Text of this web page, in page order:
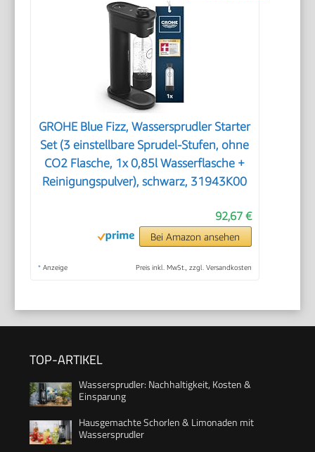
GROHE Blue Fizz, Wassersprudler Starter
Set (3 einstellbare Sprudel-Stufen, ohne
CO2 Flasche, 1x 0,85l Wasserflasche +
Reinigungspulver), schwarz, 31943K00
92,67 €
Bei Amazon ansehen
* Anzeige Preis inkl. MwSt., zzgl. Versandkosten
TOP-ARTIKEL
Wassersprudler: Nachhaltigkeit, Kosten &
Einsparung
Hausgemachte Schorlen & Limonaden mit
Wassersprudler